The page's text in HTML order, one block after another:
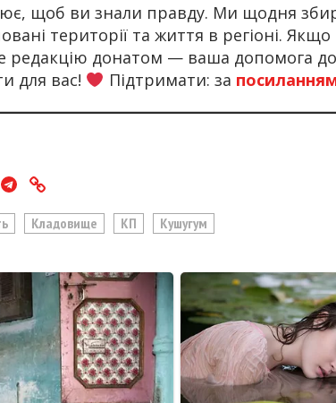
щоб ви знали правду. Ми щодня
території та життя в регіоні.
редакцію донатом — ваша допомога
для вас!
Підтримати: за
Кладовище КП Кушугум